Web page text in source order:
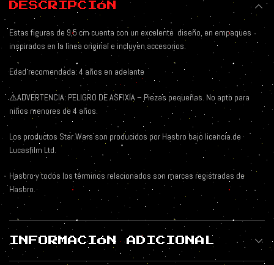
DESCRIPCIÓN
Estas figuras de 9,5 cm cuenta con un excelente diseño, en empaques
inspirados en la línea original e incluyen accesorios.
Edad recomendada: 4 años en adelante
⚠️ADVERTENCIA: PELIGRO DE ASFIXIA – Piezas pequeñas. No apto para
niños menores de 4 años.
Los productos Star Wars son producidos por Hasbro bajo licencia de
Lucasfilm Ltd.
Hasbro y todos los términos relacionados son marcas registradas de
Hasbro.
INFORMACIÓN ADICIONAL